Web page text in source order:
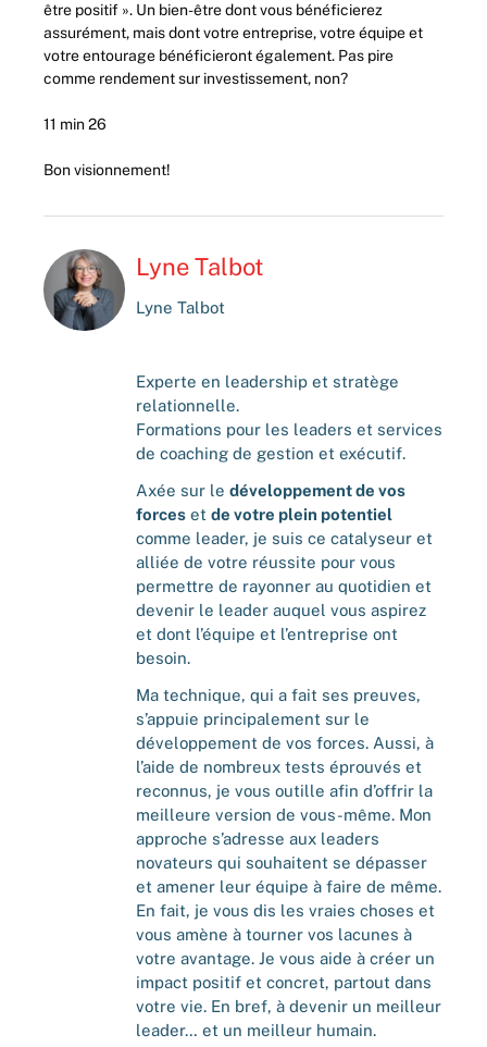
être positif ». Un bien-être dont vous bénéficierez
assurément, mais dont votre entreprise, votre équipe et
votre entourage bénéficieront également. Pas pire
comme rendement sur investissement, non?
11 min 26
Bon visionnement!
Lyne Talbot
Lyne Talbot
Experte en leadership et stratège
relationnelle.
Formations pour les leaders et services
de coaching de gestion et exécutif.
Axée sur le développement de vos
forces et de votre plein potentiel
comme leader, je suis ce catalyseur et
alliée de votre réussite pour vous
permettre de rayonner au quotidien et
devenir le leader auquel vous aspirez
et dont l’équipe et l’entreprise ont
besoin.
Ma technique, qui a fait ses preuves,
s’appuie principalement sur le
développement de vos forces. Aussi, à
l’aide de nombreux tests éprouvés et
reconnus, je vous outille afin d’offrir la
meilleure version de vous-même. Mon
approche s’adresse aux leaders
novateurs qui souhaitent se dépasser
et amener leur équipe à faire de même.
En fait, je vous dis les vraies choses et
vous amène à tourner vos lacunes à
votre avantage. Je vous aide à créer un
impact positif et concret, partout dans
votre vie. En bref, à devenir un meilleur
leader… et un meilleur humain.